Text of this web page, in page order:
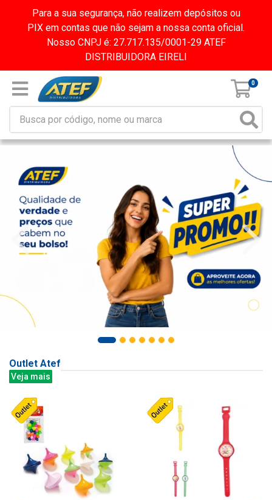
Para a sua segurança, não realizem depósitos ou
PIX em contas que não sejam a nossa conta oficial.
Nosso CNPJ é: 27.717.135/0001-29 ATEF
DISTRIBUIDORA EIRELI
0
Outlet Atef
Veja mais